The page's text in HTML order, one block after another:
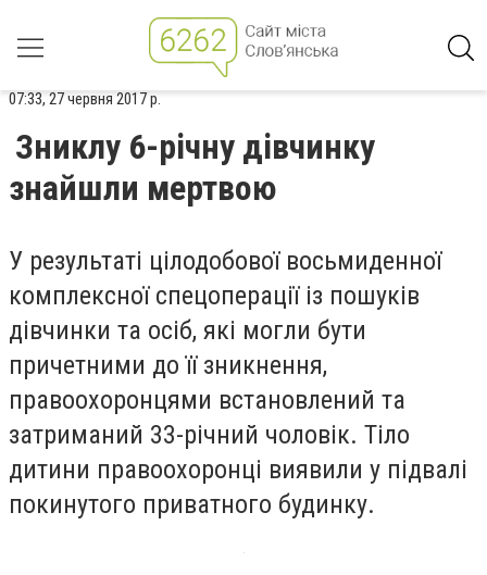
07:33, 27 червня 2017 р.
Зниклу 6-річну дівчинку
знайшли мертвою
У результаті цілодобової восьмиденної
комплексної спецоперації із пошуків
дівчинки та осіб, які могли бути
причетними до її зникнення,
правоохоронцями встановлений та
затриманий 33-річний чоловік. Тіло
дитини правоохоронці виявили у підвалі
покинутого приватного будинку.